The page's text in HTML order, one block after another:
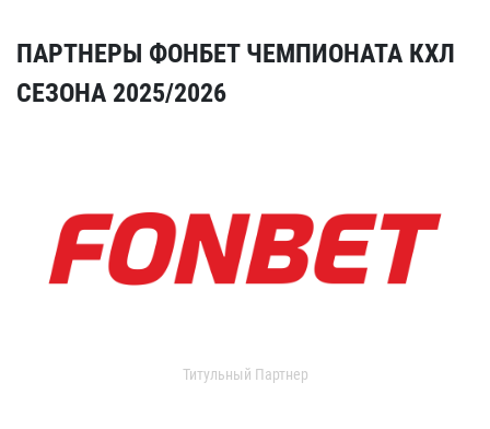
ПАРТНЕРЫ ФОНБЕТ ЧЕМПИОНАТА КХЛ
СЕЗОНА 2025/2026
Титульный Партнер